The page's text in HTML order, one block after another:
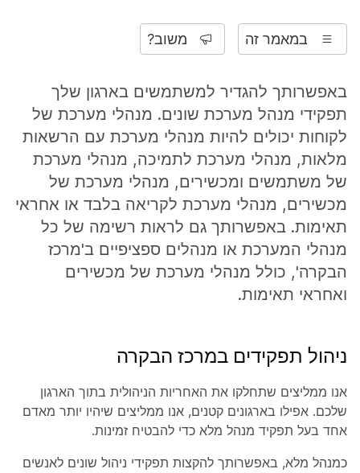
במאמר זה משוב?
באפשרותך להגדיר למשתמשים בארגון שלך
תפקידי מנהל מערכת שונים. מנהלי מערכת של
לקוחות יכולים להיות מנהלי מערכת עם הרשאות
מלאות, מנהלי מערכת לתמיכה, מנהלי מערכת
של משתמשים ומכשירים, מנהלי מערכת של
מכשירים, מנהלי מערכת לקריאה בלבד או אחראי
תאימות. באפשרותך גם לראות רשימה של כל
מנהלי המערכת או מנהלים ספציפיים ב'מרכז
הבקרה', כולל מנהלי מערכת של מכשירים
ואחראי תאימות.
ניהול תפקידים במרכז הבקרה
אנו ממליצים שתחלקו את האחריות הניהולית בתוך הארגון
שלכם. אפילו בארגונים קטנים, אנו ממליצים שיהיו יותר מאדם
אחד בעל תפקיד מנהל מלא כדי להבטיח זמינות.
כמנהל מלא, באפשרותך להקצות תפקידי ניהול שונים לאנשים